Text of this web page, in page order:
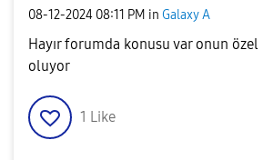
‎08-12-2024 08:11 PM in Galaxy A
Hayır forumda konusu var onun
oluyor
1 Like